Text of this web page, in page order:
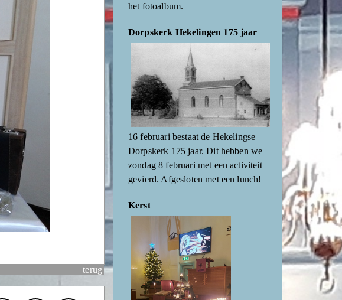
terug
het fotoalbum.
Dorpskerk Hekelingen 175 jaar
16 februari bestaat de Hekelingse
Dorpskerk 175 jaar. Dit hebben we
zondag 8 februari met een activiteit
gevierd. Afgesloten met een lunch!
Kerst